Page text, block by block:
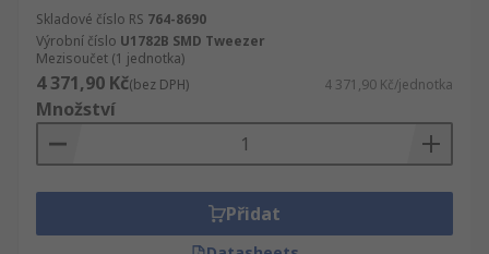
Skladové číslo RS 764-8690
Výrobní číslo U1782B SMD Tweezer
Mezisoučet (1 jednotka)
4 371,90 Kč(bez DPH) 4 371,90 Kč/jednotka
Množství
Přidat